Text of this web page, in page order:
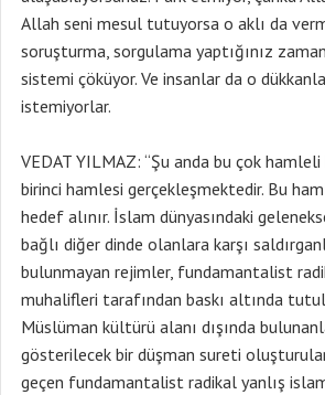
Allah seni mesul tutuyorsa o aklı da
soruşturma, sorgulama yaptığınız
sistemi çöküyor. Ve insanlar da o
istemiyorlar.
VEDAT YILMAZ: “Şu anda bu çok
birinci hamlesi gerçekleşmektedir. Bu
hedef alınır. İslam dünyasındaki
bağlı diğer dinde olanlara karşı
bulunmayan rejimler, fundamantalist
muhalifleri tarafından baskı altında
Müslüman kültürü alanı dışında
gösterilecek bir düşman sureti
geçen fundamantalist radikal yanlış